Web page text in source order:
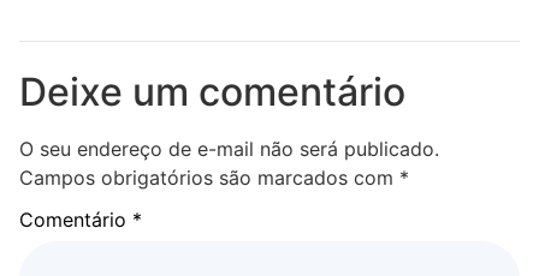
Deixe um comentário
O seu endereço de e-mail não será publicado.
Campos obrigatórios são marcados com *
Comentário *